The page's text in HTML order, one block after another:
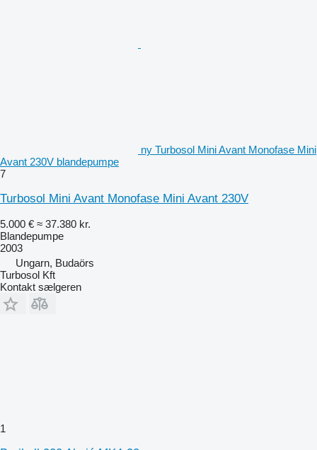
ny Turbosol Mini Avant Monofase Mini
Avant 230V blandepumpe
7
Turbosol Mini Avant Monofase Mini Avant 230V
5.000 € ≈ 37.380 kr.
Blandepumpe
2003
Ungarn, Budaörs
Turbosol Kft
Kontakt sælgeren
1